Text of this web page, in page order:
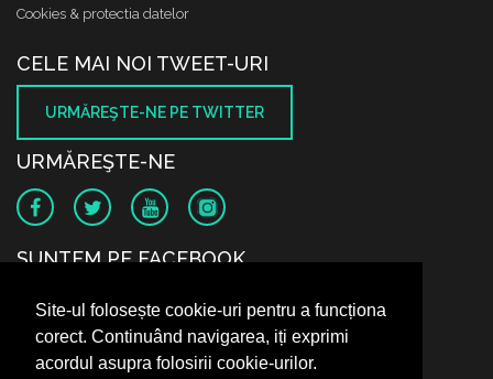
Site-ul folosește cookie-uri pentru a funcționa
corect. Continuând navigarea, iți exprimi
acordul asupra folosirii cookie-urilor.
Cookies & protectia datelor
CELE MAI NOI TWEET-URI
URMĂREŞTE-NE PE TWITTER
URMĂREŞTE-NE
SUNTEM PE FACEBOOK